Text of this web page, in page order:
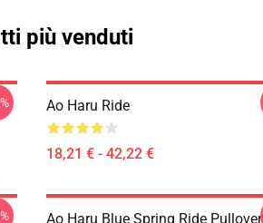
più venduti
Ao Haru Ride
18,21 € - 42,22 €
Ao Haru Blue Spring Ride Pullover